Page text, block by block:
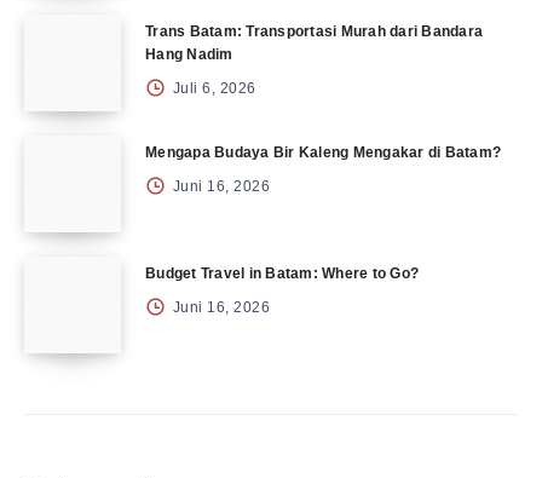
Trans Batam: Transportasi Murah dari Bandara
Hang Nadim
Juli 6, 2026
Mengapa Budaya Bir Kaleng Mengakar di Batam?
Juni 16, 2026
Budget Travel in Batam: Where to Go?
Juni 16, 2026